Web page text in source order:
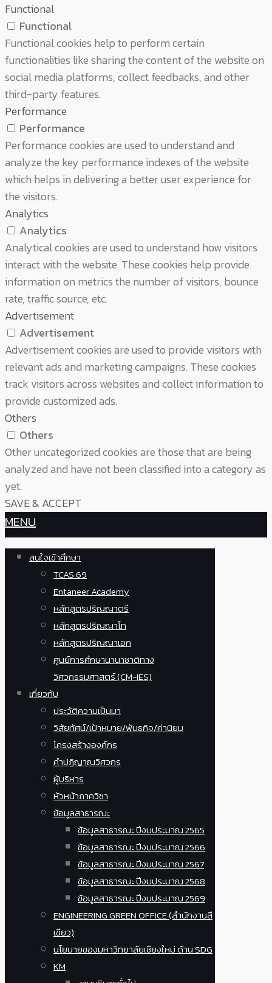
Functional
Functional
Functional cookies help to perform certain
functionalities like sharing the content of the website on
social media platforms, collect feedbacks, and other
third-party features.
Performance
Performance
Performance cookies are used to understand and
analyze the key performance indexes of the website
which helps in delivering a better user experience for
the visitors.
Analytics
Analytics
Analytical cookies are used to understand how visitors
interact with the website. These cookies help provide
information on metrics the number of visitors, bounce
rate, traffic source, etc.
Advertisement
Advertisement
Advertisement cookies are used to provide visitors with
relevant ads and marketing campaigns. These cookies
track visitors across websites and collect information to
provide customized ads.
Others
Others
Other uncategorized cookies are those that are being
analyzed and have not been classified into a category as
yet.
SAVE & ACCEPT
MENU
สนใจเข้าศึกษา
TCAS 69
Entaneer Academy
หลักสูตรปริญญาตรี
หลักสูตรปริญญาโท
หลักสูตรปริญญาเอก
ศูนย์การศึกษานานาชาติทาง
วิศวกรรมศาสตร์ (CM-IES)
เกี่ยวกับ
ประวัติความเป็นมา
วิสัยทัศน์/เป้าหมาย/พันธกิจ/ค่านิยม
โครงสร้างองค์กร
คำปฏิญาณวิศวกร
ผู้บริหาร
หัวหน้าภาควิชา
ข้อมูลสาธารณะ
ข้อมูลสาธารณะ ปีงบประมาณ 2565
ข้อมูลสาธารณะ ปีงบประมาณ 2566
ข้อมูลสาธารณะ ปีงบประมาณ 2567
ข้อมูลสาธารณะ ปีงบประมาณ 2568
ข้อมูลสาธารณะ ปีงบประมาณ 2569
ENGINEERING GREEN OFFICE (สำนักงานสี
เขียว)
นโยบายของมหาวิทยาลัยเชียงใหม่ ด้าน SDG
KM